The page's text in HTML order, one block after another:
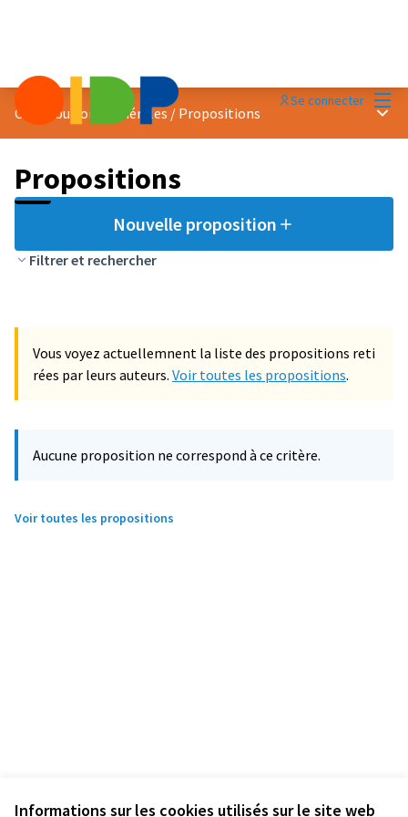
Informations sur les cookies utilisés sur le site web
Se connecter
Contributions générales / Propositions
Propositions
Nouvelle proposition
Filtrer et rechercher
Vous voyez actuellemnent la liste des propositions reti
rées par leurs auteurs. Voir toutes les propositions.
Aucune proposition ne correspond à ce critère.
Voir toutes les propositions